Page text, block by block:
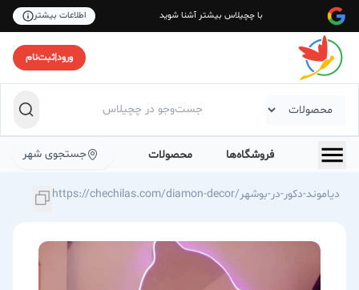
با چچیلاس بیشتر آشنا شوید اطلاعات بیشتر
ورود|ثبت‌نام
فروشگاه‌ها محصولات جستجوی شهر
https://chechilas.com/diamon-decor/دیاموند-دکور-در-بوشهر